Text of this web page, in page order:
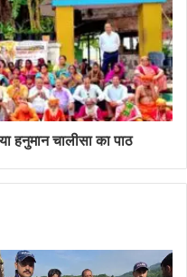
हनुमान चालीसा का पाठ